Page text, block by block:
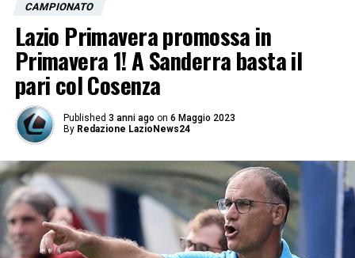
CAMPIONATO
Lazio Primavera promossa in
Primavera 1! A Sanderra basta il
pari col Cosenza
Published 3 anni ago on 6 Maggio 2023
By Redazione LazioNews24